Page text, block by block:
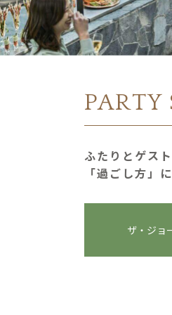
PARTY
ふたりとゲス
「過ごし⽅」
ザ・ジョ